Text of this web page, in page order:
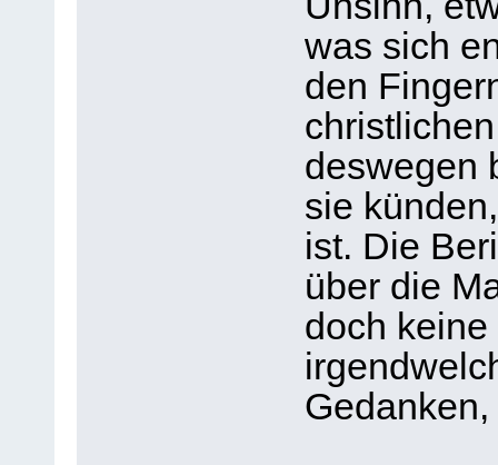
was sich
den
deswegen
sie
ist. Die
über die
doch